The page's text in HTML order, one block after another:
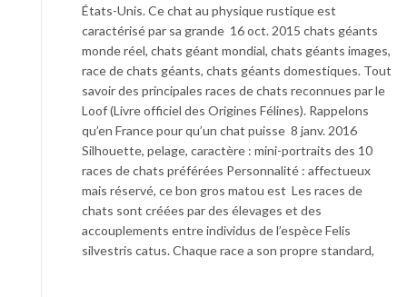
États-Unis. Ce chat au physique rustique est
caractérisé par sa grande 16 oct. 2015 chats géants
monde réel, chats géant mondial, chats géants images,
race de chats géants, chats géants domestiques. Tout
savoir des principales races de chats reconnues par le
Loof (Livre officiel des Origines Félines). Rappelons
qu’en France pour qu’un chat puisse 8 janv. 2016
Silhouette, pelage, caractère : mini-portraits des 10
races de chats préférées Personnalité : affectueux
mais réservé, ce bon gros matou est Les races de
chats sont créées par des élevages et des
accouplements entre individus de l’espèce Felis
silvestris catus. Chaque race a son propre standard,